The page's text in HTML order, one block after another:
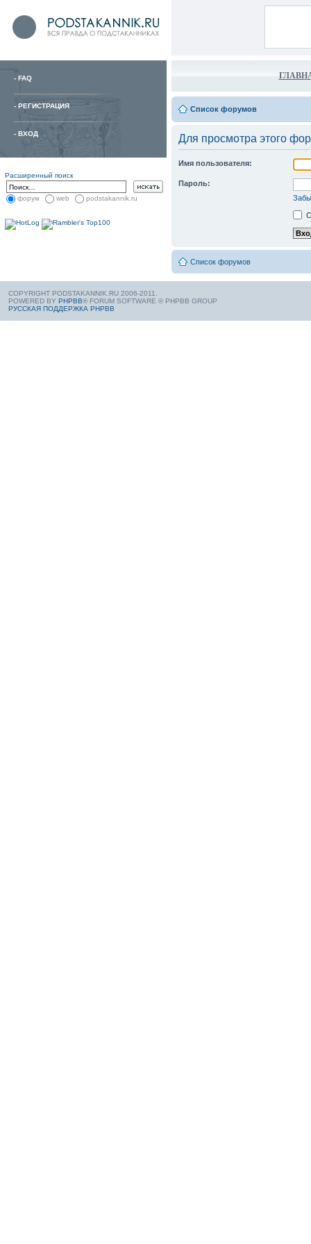
- FAQ
- РЕГИСТРАЦИЯ
- ВХОД
Расширенный поиск
форум web podstakannik.ru
Список форумов
Для просмотра этого
Имя пользователя:
Пароль:
Список форумов
COPYRIGHT PODSTAKANNIK.RU 2006-2011.
POWERED BY PHPBB® FORUM SOFTWARE © PHPBB GROUP
РУССКАЯ ПОДДЕРЖКА PHPBB